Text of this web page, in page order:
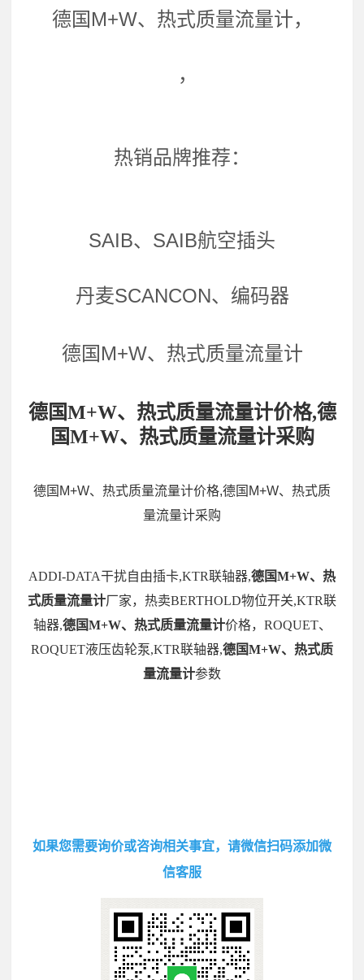
德国M+W、热式质量流量计，
，
热销品牌推荐：
SAIB、SAIB航空插头
丹麦SCANCON、编码器
德国M+W、热式质量流量计
德国M+W、热式质量流量计价格,德
国M+W、热式质量流量计采购
德国M+W、热式质量流量计价格,德国M+W、热式质
量流量计采购
ADDI-DATA干扰自由插卡,KTR联轴器,德国M+W、热
式质量流量计厂家，热卖BERTHOLD物位开关,KTR联
轴器,德国M+W、热式质量流量计价格，ROQUET、
ROQUET液压齿轮泵,KTR联轴器,德国M+W、热式质
量流量计参数
如果您需要询价或咨询相关事宜，请微信扫码添加微
信客服